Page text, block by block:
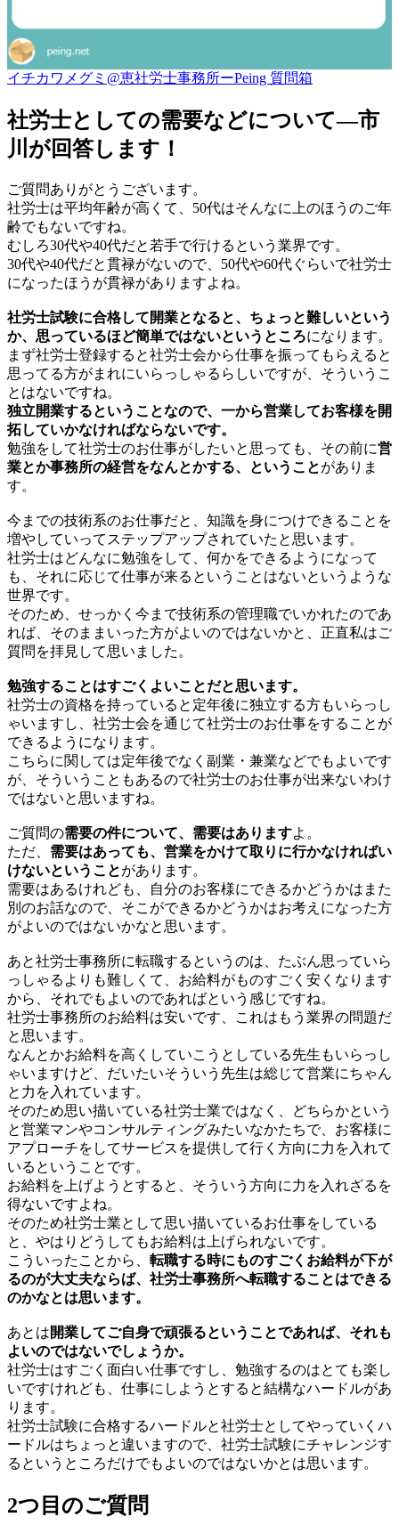
イチカワメグミ@恵社労士事務所ーPeing 質問箱
社労士としての需要などについて―市
川が回答します！
ご質問ありがとうございます。
社労士は平均年齢が高くて、50代はそんなに上のほうのご年
齢でもないですね。
むしろ30代や40代だと若手で行けるという業界です。
30代や40代だと貫禄がないので、50代や60代ぐらいで社労士
になったほうが貫禄がありますよね。
社労士試験に合格して開業となると、ちょっと難しいという
か、思っているほど簡単ではないというところになります。
まず社労士登録すると社労士会から仕事を振ってもらえると
思ってる方がまれにいらっしゃるらしいですが、そういうこ
とはないですね。
独立開業するということなので、一から営業してお客様を開
拓していかなければならないです。
勉強をして社労士のお仕事がしたいと思っても、その前に営
業とか事務所の経営をなんとかする、ということがありま
す。
今までの技術系のお仕事だと、知識を身につけできることを
増やしていってステップアップされていたと思います。
社労士はどんなに勉強をして、何かをできるようになって
も、それに応じて仕事が来るということはないというような
世界です。
そのため、せっかく今まで技術系の管理職でいかれたのであ
れば、そのままいった方がよいのではないかと、正直私はご
質問を拝見して思いました。
勉強することはすごくよいことだと思います。
社労士の資格を持っていると定年後に独立する方もいらっし
ゃいますし、社労士会を通じて社労士のお仕事をすることが
できるようになります。
こちらに関しては定年後でなく副業・兼業などでもよいです
が、そういうこともあるので社労士のお仕事が出来ないわけ
ではないと思いますね。
ご質問の需要の件について、需要はありますよ。
ただ、 需要はあっても、営業をかけて取りに行かなければい
けないということがあります。
需要はあるけれども、自分のお客様にできるかどうかはまた
別のお話なので、そこができるかどうかはお考えになった方
がよいのではないかなと思います。
あと社労士事務所に転職するというのは、たぶん思っていら
っしゃるよりも難しくて、お給料がものすごく安くなります
から、それでもよいのであればという感じですね。
社労士事務所のお給料は安いです、これはもう業界の問題だ
と思います。
なんとかお給料を高くしていこうとしている先生もいらっし
ゃいますけど、だいたいそういう先生は総じて営業にちゃん
と力を入れています。
そのため思い描いている社労士業ではなく、どちらかという
と営業マンやコンサルティングみたいなかたちで、お客様に
アプローチをしてサービスを提供して行く方向に力を入れて
いるということです。
お給料を上げようとすると、そういう方向に力を入れざるを
得ないですよね。
そのため社労士業として思い描いているお仕事をしている
と、やはりどうしてもお給料は上げられないです。
こういったことから、 転職する時にものすごくお給料が下が
るのが大丈夫ならば、社労士事務所へ転職することはできる
のかなとは思います。
あとは開業してご自身で頑張るということであれば、それも
よいのではないでしょうか。
社労士はすごく面白い仕事ですし、勉強するのはとても楽し
いですけれども、仕事にしようとすると結構なハードルがあ
ります。
社労士試験に合格するハードルと社労士としてやっていくハ
ードルはちょっと違いますので、社労士試験にチャレンジす
るというところだけでもよいのではないかとは思います。
2つ目のご質問